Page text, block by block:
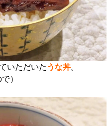
いただいた うな丼。
）